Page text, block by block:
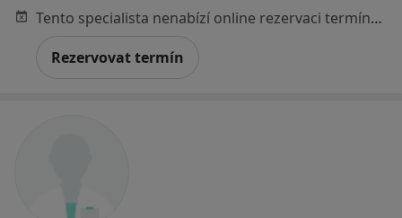
Tento specialista nenabízí online rezervaci termínu na této adrese.
Rezervovat termín